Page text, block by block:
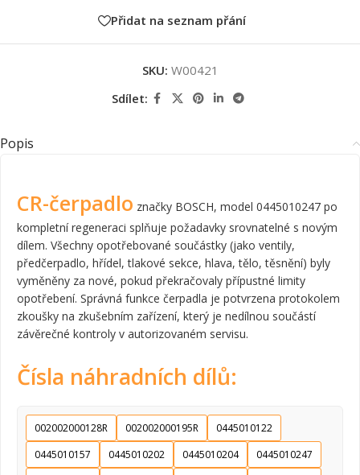
Přidat na seznam přání
SKU: W00421
Sdílet:
Popis
CR-čerpadlo značky BOSCH, model 0445010247 po
kompletní regeneraci splňuje požadavky srovnatelné s novým
dílem. Všechny opotřebované součástky (jako ventily,
předčerpadlo, hřídel, tlakové sekce, hlava, tělo, těsnění) byly
vyměněny za nové, pokud překračovaly přípustné limity
opotřebení. Správná funkce čerpadla je potvrzena protokolem
zkoušky na zkušebním zařízení, který je nedílnou součástí
závěrečné kontroly v autorizovaném servisu.
Čísla náhradních dílů:
002002000128R 002002000195R
0445010122
0445010157
0445010202 0445010204
0445010247